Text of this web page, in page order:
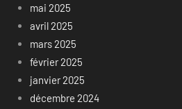
mai 2025
avril 2025
mars 2025
février 2025
janvier 2025
décembre 2024